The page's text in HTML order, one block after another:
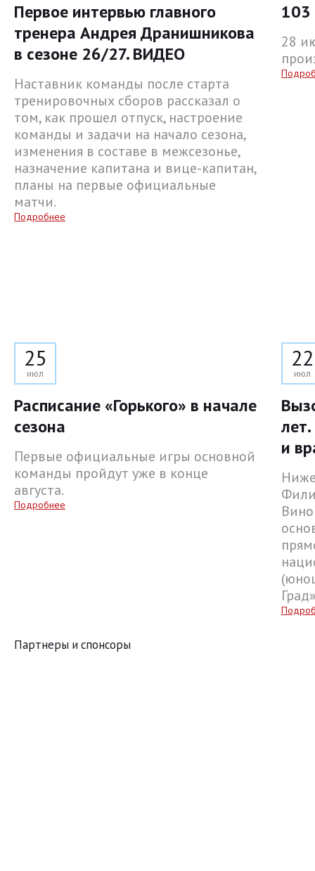
Первое интервью главного
тренера Андрея Дранишникова
в сезоне 26/27. ВИДЕО
Наставник команды после старта
тренировочных сборов рассказал о
том, как прошел отпуск, настроение
команды и задачи на начало сезона,
изменения в составе в межсезонье,
назначение капитана и вице-капитан,
планы на первые официальные
матчи.
Подробнее
103
28
25
июл
Расписание «Горького» в начале
сезона
Первые официальные игры основной
команды пройдут уже в конце
августа.
Подробнее
22
июл
и
Партнеры и спонсоры